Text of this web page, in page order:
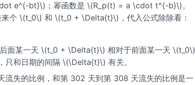
e^{-bt}\)；幂函数是 \(R_p(t) = a \cdot t^{-b}\)。
个 \(t_0\) 和 \(t_0 + \Delta{t}\)，代入公式除除看：
面某一天 \(t_0 + \Delta{t}\) 相对于前面某一天 \(t_0\)
只和日期的间隔 \(\Delta{t}\) 有关。
流失的比例，和第 302 天到第 308 天流失的比例是一